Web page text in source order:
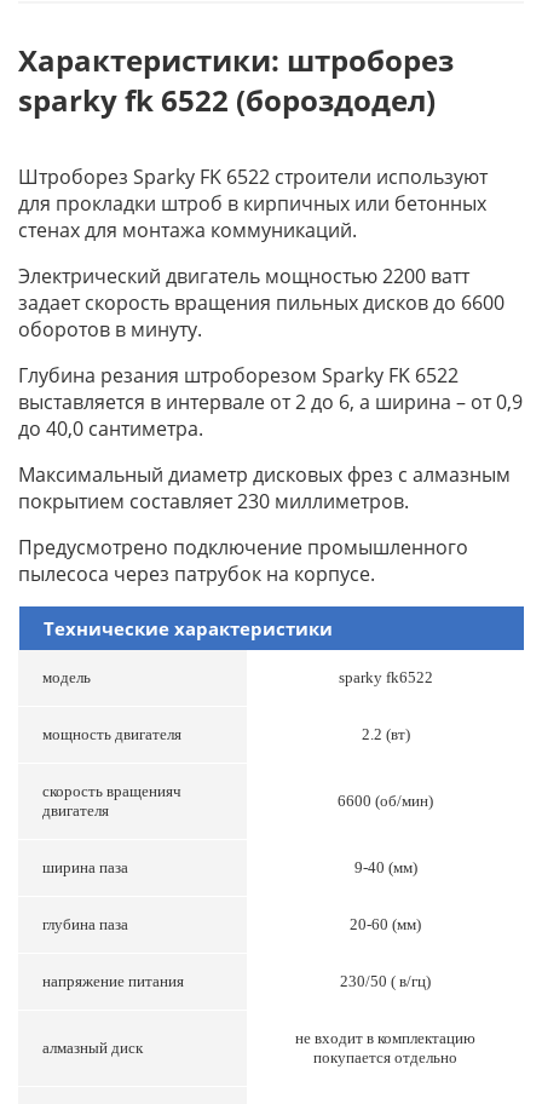
Характеристики: штроборез
sparky fk 6522 (бороздодел)
Штроборез Sparky FK 6522 строители используют
для прокладки штроб в кирпичных или бетонных
стенах для монтажа коммуникаций.
Электрический двигатель мощностью 2200 ватт
задает скорость вращения пильных дисков до 6600
оборотов в минуту.
Глубина резания штроборезом Sparky FK 6522
выставляется в интервале от 2 до 6, а ширина – от 0,9
до 40,0 сантиметра.
Максимальный диаметр дисковых фрез с алмазным
покрытием составляет 230 миллиметров.
Предусмотрено подключение промышленного
пылесоса через патрубок на корпусе.
Технические характеристики
модель sparky fk6522
мощность двигателя 2.2 (вт)
скорость вращенияч
двигателя
6600 (об/мин)
ширина паза 9-40 (мм)
глубина паза 20-60 (мм)
напряжение питания 230/50 ( в/гц)
алмазный диск
не входит в комплектацию
покупается отдельно